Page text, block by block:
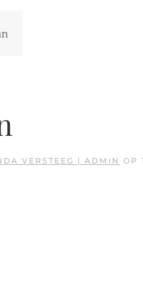
VERSTEEG | ADMIN OP